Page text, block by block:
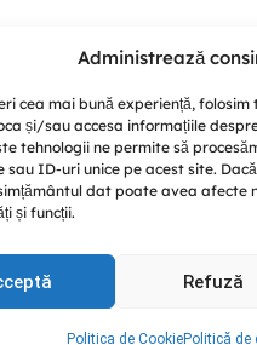
Administrează
cea mai bună experiență,
și/sau accesa informațiile
tehnologii ne permite să
sau ID-uri unice pe acest site.
dat poate avea afecte
și funcții.
Refuză
Politica de CookiePolitică de
apply.